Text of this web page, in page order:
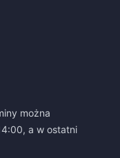
można
a w ostatni